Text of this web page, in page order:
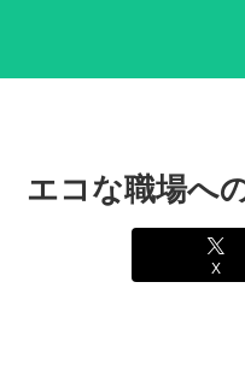
エコな職場へ
X